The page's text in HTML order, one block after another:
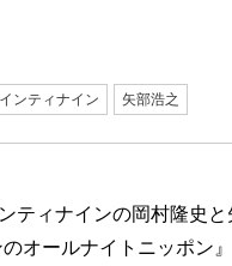
ンティナイン 矢部浩之
ティナインの岡村隆史
オールナイトニッポン